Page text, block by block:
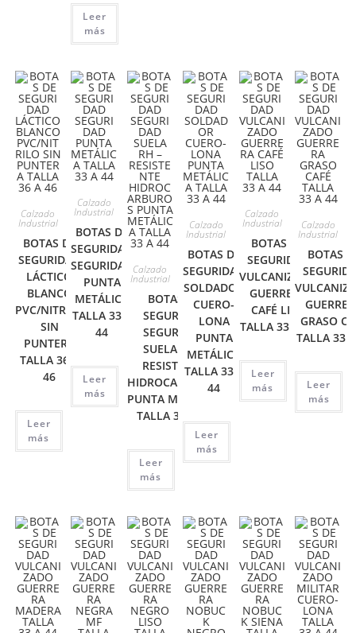
Leer
más
Calzado
Industrial
BOTAS DE
SEGURIDAD
LÁCTICO
BLANCO
PVC/NITRILO
SIN
PUNTERA
TALLA 36 A
46
Leer
más
Calzado
Industrial
BOTAS DE
SEGURIDAD
SEGURIDAD
PUNTA
METÁLICA
TALLA 33 A
44
Leer
más
Calzado
Industrial
BOTAS DE
SEGURIDAD
SEGURIDAD
SUELA RH –
RESISTENTE
HIDROCARBUROS
PUNTA METÁLICA
TALLA 33 A 44
Leer
más
Calzado
Industrial
BOTAS DE
SEGURIDAD
SOLDADOR
CUERO-
LONA
PUNTA
METÁLICA
TALLA 33 A
44
Leer
más
Calzado
Industrial
BOTAS DE
SEGURIDAD
VULCANIZADO
GUERRERA
CAFÉ LISO
TALLA 33 A 44
Leer
más
Calzado
Industrial
BOTAS
GRASO
TALLA 33
Leer
más